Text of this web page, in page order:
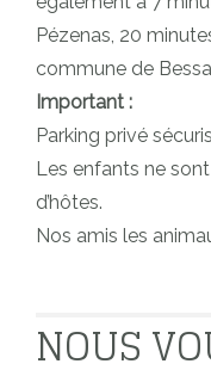
Pézenas, 20
commune de
Important :
Parking privé
Les enfants ne
d’hôtes.
Nos amis les
NOUS